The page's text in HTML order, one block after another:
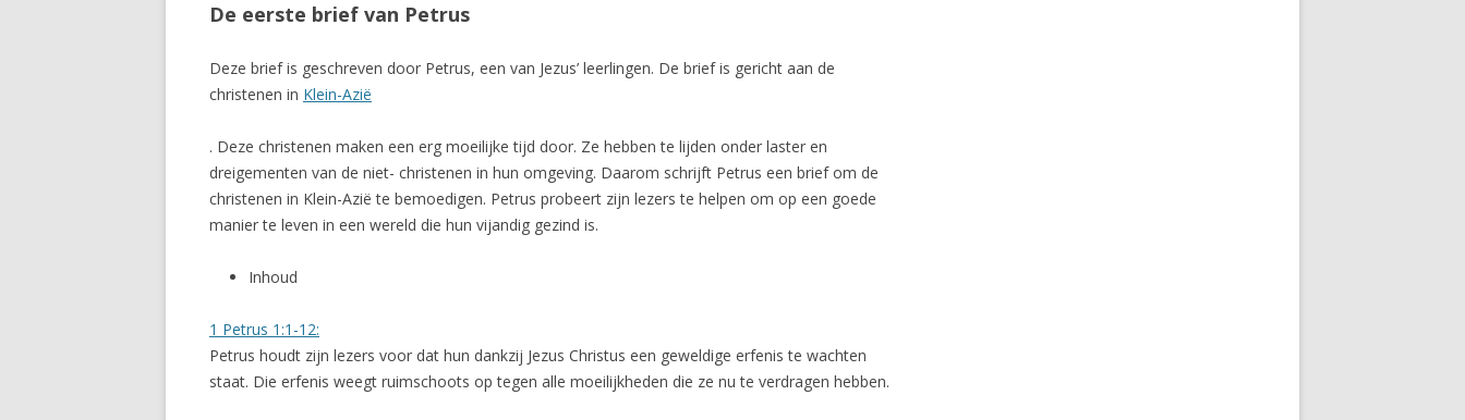
De eerste brief van Petrus
Deze brief is geschreven door Petrus, een van Jezus’ leerlingen. De brief is gericht aan de
christenen in Klein-Azië
. Deze christenen maken een erg moeilijke tijd door. Ze hebben te lijden onder laster en
dreigementen van de niet- christenen in hun omgeving. Daarom schrijft Petrus een brief om de
christenen in Klein-Azië te bemoedigen. Petrus probeert zijn lezers te helpen om op een goede
manier te leven in een wereld die hun vijandig gezind is.
Inhoud
1 Petrus 1:1-12:
Petrus houdt zijn lezers voor dat hun dankzij Jezus Christus een geweldige erfenis te wachten
staat. Die erfenis weegt ruimschoots op tegen alle moeilijkheden die ze nu te verdragen hebben.